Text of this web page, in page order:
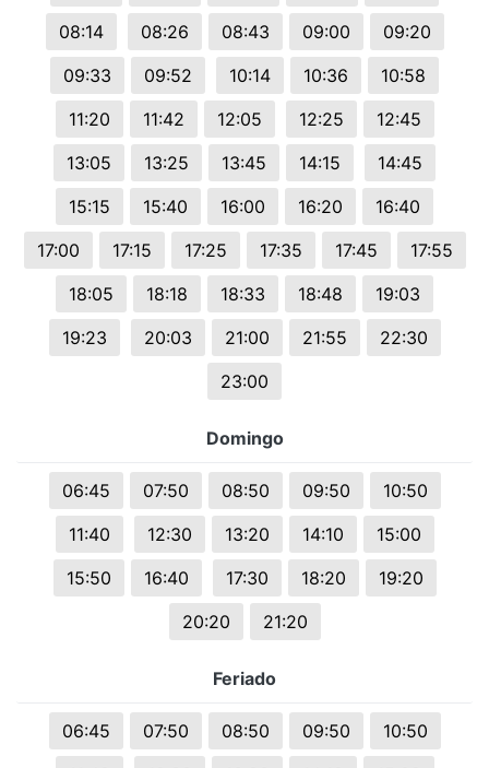
08:14 08:26 08:43 09:00
09:20
09:33
09:52 10:14 10:36
10:58
11:20
11:42 12:05 12:25
12:45
13:05
13:25 13:45 14:15
14:45
15:15
15:40 16:00 16:20
16:40
17:00
17:15 17:25 17:35 17:45
17:55
18:05
18:18 18:33 18:48
19:03
19:23
20:03 21:00 21:55
22:30
23:00
Domingo
06:45 07:50 08:50 09:50
10:50
11:40
12:30 13:20 14:10
15:00
15:50
16:40 17:30 18:20
19:20
20:20
21:20
Feriado
06:45 07:50 08:50 09:50
10:50